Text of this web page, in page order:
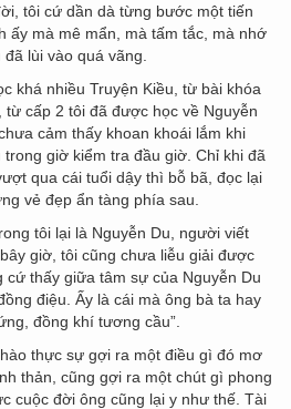
tôi cứ dần dà từng bước một tiến
ấy mà mê mẩn, mà tấm tắc, mà nhớ
lùi vào quá vãng.
khá nhiều Truyện Kiều, từ bài khóa
cấp 2 tôi đã được học về Nguyễn
cảm thấy khoan khoái lắm khi
giờ kiểm tra đầu giờ. Chỉ khi đã
qua cái tuổi dậy thì bỗ bã, đọc lại
vẻ đẹp ẩn tàng phía sau.
tôi lại là Nguyễn Du, người viết
giờ, tôi cũng chưa liễu giải được
thấy giữa tâm sự của Nguyễn Du
điệu. Ấy là cái mà ông bà ta hay
đồng khí tương cầu”.
thực sự gợi ra một điều gì đó mơ
thản, cũng gợi ra một chút gì phong
cuộc đời ông cũng lại y như thế. Tài